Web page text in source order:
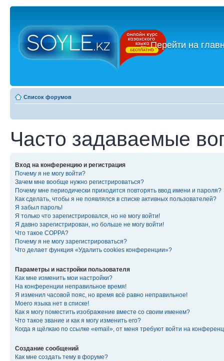
←Перейти на
Список форумов
Часто задаваемые
Вход на конференцию и регистрация
Почему я не могу войти?
Зачем мне вообще нужно регистрироваться?
Почему мне периодически приходится повторять ввод имени и пароля?
Как сделать, чтобы я не появлялся в списке активных пользователей?
Я забыл пароль!
Я только что зарегистрировался, но не могу войти!
Я давно зарегистрирован, но больше не могу войти!
Что такое COPPA?
Почему я не могу зарегистрироваться?
Что делает функция «Удалить cookies конференции»?
Параметры и настройки пользователя
Как мне изменить мои настройки?
На конференции неправильное время!
Я изменил часовой пояс, но время всё равно неправильное!
Моего языка нет в списке!
Как я могу поместить изображение вместе со своим именем?
Что такое звание и как я могу изменить его?
Когда я щёлкаю по ссылке «email», от меня требуют войти на
Создание сообщений
Как мне создать тему в форуме?